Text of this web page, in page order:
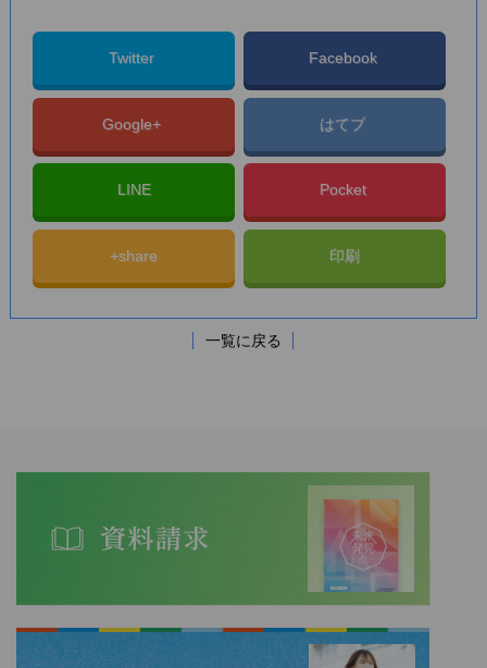
Twitter Facebook
Google+ はてブ
LINE Pocket
+share 印刷
一覧に戻る